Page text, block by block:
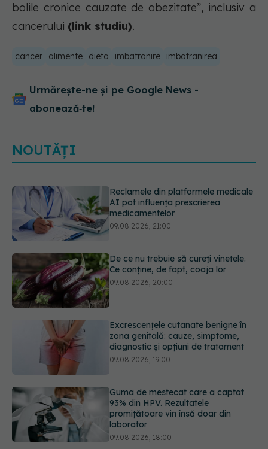
bolile cronice cauzate de obezitate”, inclusiv a
cancerului (link studiu).
cancer alimente dieta imbatranire imbatranirea
Urmărește-ne și pe Google News -
abonează‑te!
NOUTĂȚI
De ce nu trebuie să cureți vinetele.
Ce conține, de fapt, coaja lor
09.08.2026, 20:00
Excrescențele cutanate benigne în
zona genitală: cauze, simptome,
diagnostic și opțiuni de tratament
Guma de mestecat care a captat
93% din HPV. Rezultatele
promițătoare vin însă doar din
laborator
Câte zile de concediu avem nevoie
într-un an? Răspunsul oferit de un
studiu desfășurat timp de 40 de ani